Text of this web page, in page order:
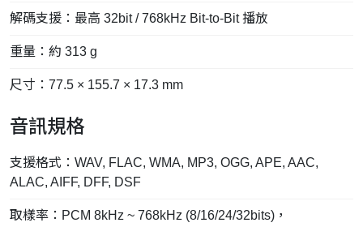
解碼支援：最高 32bit / 768kHz Bit-to-Bit 播放
重量：約 313 g
尺寸：77.5 × 155.7 × 17.3 mm
音訊規格
支援格式：WAV, FLAC, WMA, MP3, OGG, APE, AAC,
ALAC, AIFF, DFF, DSF
取樣率：PCM 8kHz ~ 768kHz (8/16/24/32bits)，